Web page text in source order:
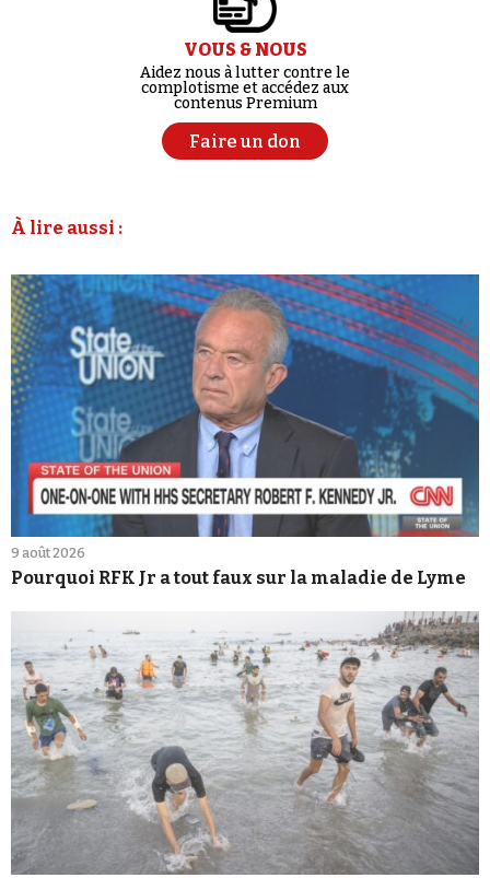
VOUS & NOUS
Aidez nous à lutter contre le
complotisme et accédez aux
contenus Premium
Faire un don
À lire aussi :
9 août 2026
Pourquoi RFK Jr a tout faux sur la maladie de Lyme